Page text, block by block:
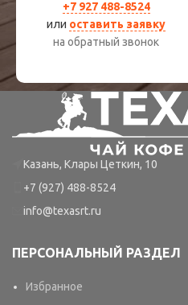
+7 927 488-8524
или оставить заявку
на обратный звонок
Казань, Клары Цеткин, 10
+7 (927) 488-8524
info@texasrt.ru
ПЕРСОНАЛЬНЫЙ РАЗДЕЛ
Избранное